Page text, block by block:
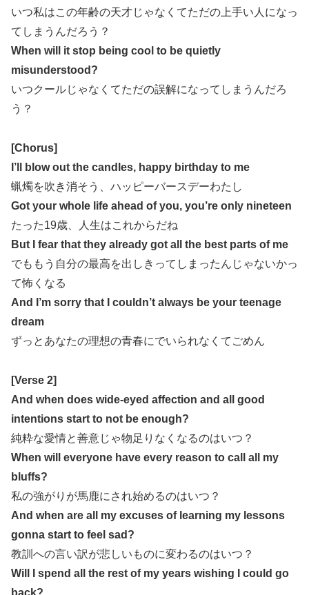
いつ私はこの年齢の天才じゃなくてただの上手い人になっ
てしまうんだろう？
When will it stop being cool to be quietly
misunderstood?
いつクールじゃなくてただの誤解になってしまうんだろ
う？
[Chorus]
I’ll blow out the candles, happy birthday to me
蝋燭を吹き消そう、ハッピーバースデーわたし
Got your whole life ahead of you, you’re only nineteen
たった19歳、人生はこれからだね
But I fear that they already got all the best parts of me
でももう自分の最高を出しきってしまったんじゃないかっ
て怖くなる
And I’m sorry that I couldn’t always be your teenage
dream
ずっとあなたの理想の青春にでいられなくてごめん
[Verse 2]
And when does wide-eyed affection and all good
intentions start to not be enough?
純粋な愛情と善意じゃ物足りなくなるのはいつ？
When will everyone have every reason to call all my
bluffs?
私の強がりが馬鹿にされ始めるのはいつ？
And when are all my excuses of learning my lessons
gonna start to feel sad?
教訓への言い訳が悲しいものに変わるのはいつ？
Will I spend all the rest of my years wishing I could go
back?